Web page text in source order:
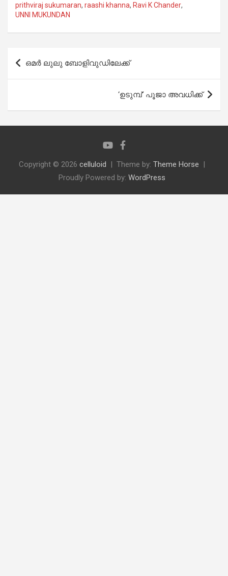
prithviraj sukumaran, raashi khanna, Ravi K Chander,
UNNI MUKUNDAN
Post
navigation
ഒമര്‍ ലുലു ബോളിവുഡിലേക്ക്
‘ഉടുമ്പ്’ പൂജാ അവധിക്ക്
Copyright © 2026 celluloid Theme by: Theme Horse
Proudly Powered by: WordPress